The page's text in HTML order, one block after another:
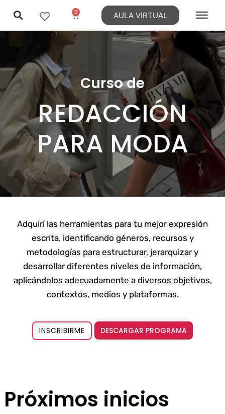
contenido
0 AULA VIRTUAL
Curso de
REDACCIÓN
PARA MODA
Adquirí las herramientas para tu mejor expresión
escrita, identificando géneros, recursos y
metodologías para estructurar, jerarquizar y
desarrollar diferentes niveles de información,
aplicándolos adecuadamente a diversos objetivos,
contextos, medios y plataformas.
INSCRIBIRME DESCARGAR PROGRAMA
Próximos inicios